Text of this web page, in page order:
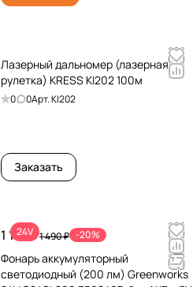
Лазерный дальномер (лазерная
рулетка) KRESS KI202 100м
0 0Арт.KI202
Заказать
24V
1 190 ₽1 490 ₽ -20%
Фонарь аккумуляторный
светодиодный (200 лм) Greenworks